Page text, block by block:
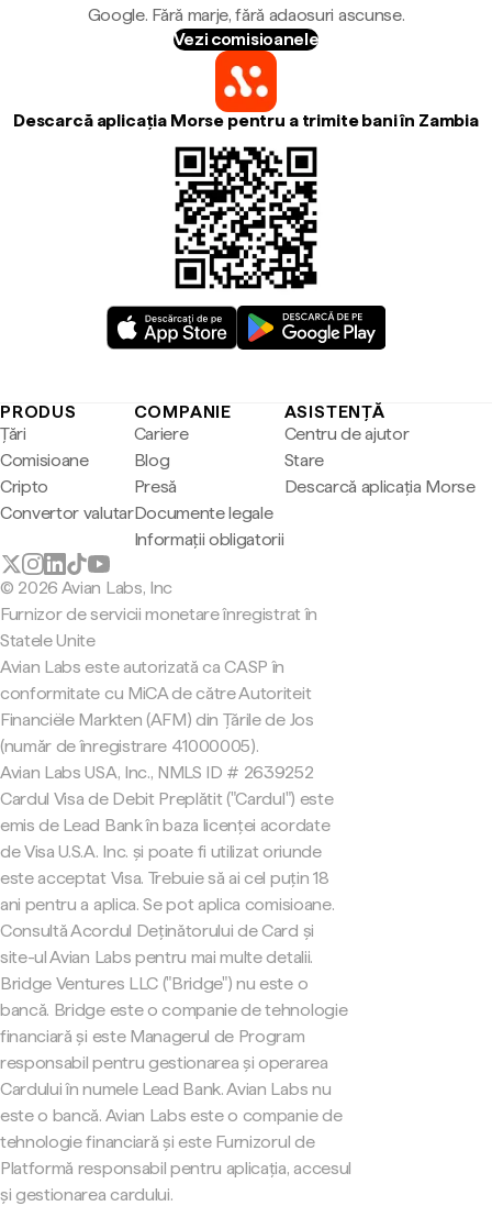
Google. Fără marje, fără adaosuri ascunse.
Vezi comisioanele
Descarcă aplicația Morse pentru a trimite bani în Zambia
PRODUS
Țări
Comisioane
Cripto
Convertor valutar
COMPANIE
Cariere
Blog
Presă
Documente legale
Informații obligatorii
ASISTENȚĂ
Centru de ajutor
Stare
Descarcă aplicația Morse
© 2026 Avian Labs, Inc
Furnizor de servicii monetare înregistrat în
Statele Unite
Avian Labs este autorizată ca CASP în
conformitate cu MiCA de către Autoriteit
Financiële Markten (AFM) din Țările de Jos
(număr de înregistrare 41000005).
Avian Labs USA, Inc., NMLS ID # 2639252
Cardul Visa de Debit Preplătit ("Cardul") este
emis de Lead Bank în baza licenței acordate
de Visa U.S.A. Inc. și poate fi utilizat oriunde
este acceptat Visa. Trebuie să ai cel puțin 18
ani pentru a aplica. Se pot aplica comisioane.
Consultă Acordul Deținătorului de Card și
site-ul Avian Labs pentru mai multe detalii.
Bridge Ventures LLC ("Bridge") nu este o
bancă. Bridge este o companie de tehnologie
financiară și este Managerul de Program
responsabil pentru gestionarea și operarea
Cardului în numele Lead Bank. Avian Labs nu
este o bancă. Avian Labs este o companie de
tehnologie financiară și este Furnizorul de
Platformă responsabil pentru aplicația, accesul
și gestionarea cardului.